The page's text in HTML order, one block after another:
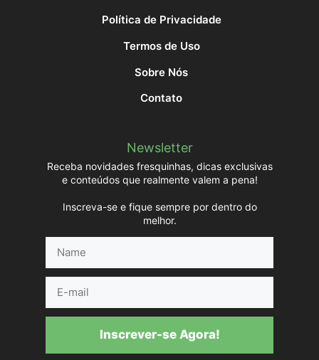
Política de Privacidade
Termos de Uso
Sobre Nós
Contato
Newsletter
Receba novidades fresquinhas, dicas exclusivas
e conteúdos que realmente valem a pena!
Inscreva-se e fique sempre por dentro do
melhor.
mail
Inscrever-se Agora!